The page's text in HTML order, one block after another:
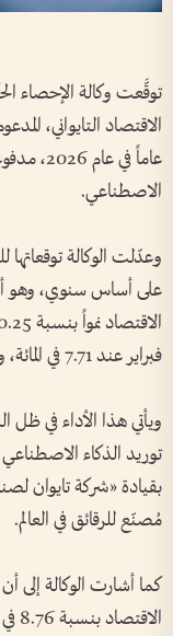
توقَّعت وكالة الإحصاء
عاماً في
الاصطناعي.
فبراير عند 7.71 في المائة، وفق «رويترز».
ويأتي هذا الأداء في ظل
توريد الذكاء
بقيادة «شركة تايوان
مُصنّع للرقائق في العالم.
كما أشارت الوكالة إلى